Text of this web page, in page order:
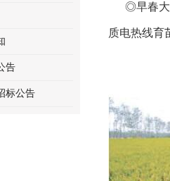
告
标公告
◎早春大
质电热线育